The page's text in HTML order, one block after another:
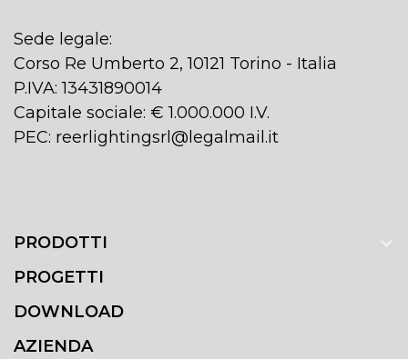
Sede legale:
Corso Re Umberto 2, 10121 Torino - Italia
P.IVA: 13431890014
Capitale sociale: € 1.000.000 I.V.
PEC: reerlightingsrl@legalmail.it
PRODOTTI
PROGETTI
DOWNLOAD
AZIENDA